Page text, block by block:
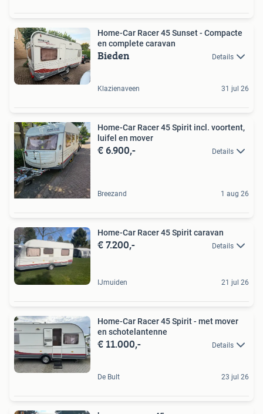
Home-Car Racer 45 Sunset - Compacte
en complete caravan
Bieden Details
Klazienaveen 31 jul 26
Home-Car Racer 45 Spirit incl. voortent,
luifel en mover
€ 6.900,- Details
Breezand 1 aug 26
Home-Car Racer 45 Spirit caravan
€ 7.200,- Details
IJmuiden 21 jul 26
Home-Car Racer 45 Spirit - met mover
en schotelantenne
€ 11.000,- Details
De Bult 23 jul 26